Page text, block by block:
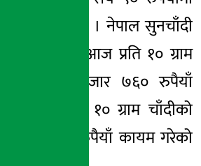
भइरहेको छ । नेपाल सुनचाँदी
महासंघले आज प्रति १० ग्राम
मूल्य ७४ हजार ७६० रुपैयाँ
छ भने प्रति १० ग्राम चाँदीको
१ हजार १०६ रुपैयाँ कायम गरेको